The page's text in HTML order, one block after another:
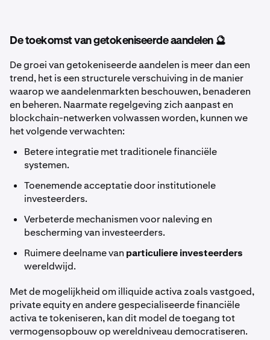
De toekomst van getokeniseerde aandelen 🔮
De groei van getokeniseerde aandelen is meer dan een
trend, het is een structurele verschuiving in de manier
waarop we aandelenmarkten beschouwen, benaderen
en beheren. Naarmate regelgeving zich aanpast en
blockchain-netwerken volwassen worden, kunnen we
het volgende verwachten:
Betere integratie met traditionele financiële
systemen.
Toenemende acceptatie door institutionele
investeerders.
Verbeterde mechanismen voor naleving en
bescherming van investeerders.
Ruimere deelname van particuliere investeerders
wereldwijd.
Met de mogelijkheid om illiquide activa zoals vastgoed,
private equity en andere gespecialiseerde financiële
activa te tokeniseren, kan dit model de toegang tot
vermogensopbouw op wereldniveau democratiseren.